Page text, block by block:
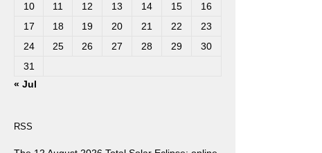
10
11 12 13 14 15
16
17
18 19 20 21 22
23
24
25 26 27 28 29
30
31
« Jul
RSS